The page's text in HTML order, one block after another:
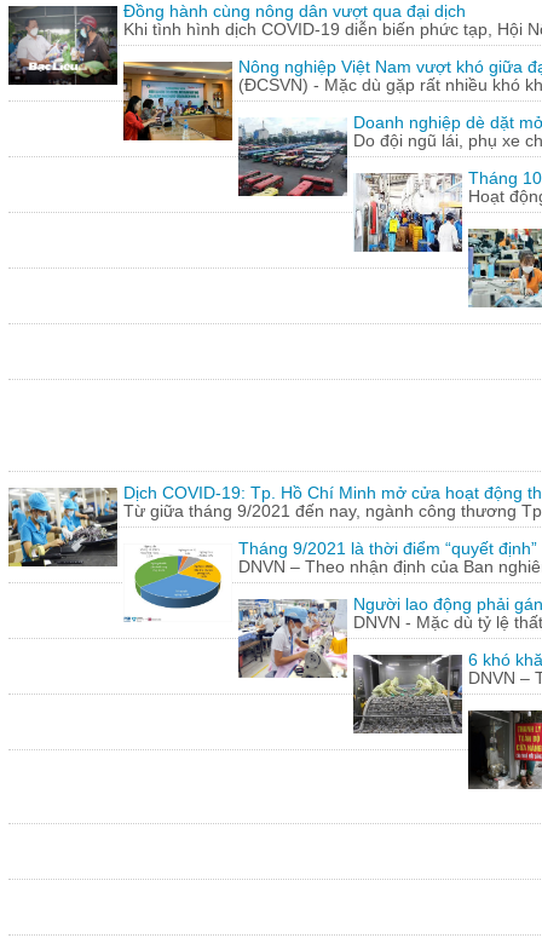
Đồng hành cùng nông dân vượt qua đại dịch
Khi tình hình dịch COVID-19 diễn biến phức tạp, Hội
Nông nghiệp Việt Nam vượt khó giữa
(ĐCSVN) - Mặc dù gặp rất nhiều khó
Doanh nghiệp dè dặt
Do đội ngũ lái, phụ xe
Tháng
Hoạt
Dịch COVID-19: Tp. Hồ Chí Minh mở cửa hoạt động
Từ giữa tháng 9/2021 đến nay, ngành công thương
Tháng 9/2021 là thời điểm “quyết
DNVN – Theo nhận định của Ban
Người lao động phải
DNVN - Mặc dù tỷ lệ
6 khó
DNVN –